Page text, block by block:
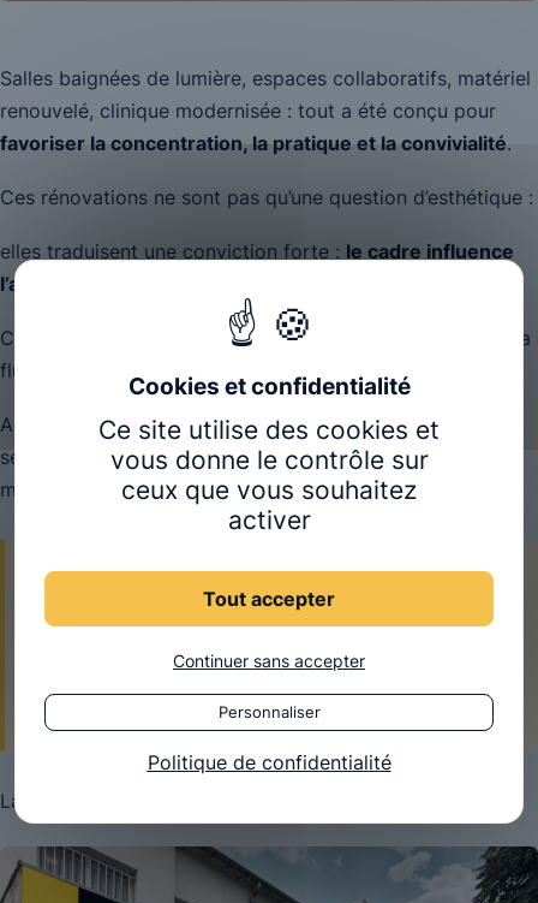
Salles baignées de lumière, espaces collaboratifs, matériel
renouvelé, clinique modernisée : tout a été conçu pour
favoriser la concentration, la pratique et la convivialité.
Ces rénovations ne sont pas qu’une question d’esthétique :
elles traduisent une conviction forte : le cadre influence
l’apprentissage comme la qualité du soin.
Chaque détail compte : le calme d’une salle de pratique, la
fluidité des espaces et la lumière naturelle.
Autant d’éléments pensés pour que les étudiants se
sentent bien, et que les patients soient accueillis dans les
meilleures conditions possibles.
Un campus pensé pour apprendre, pratiquer et
Une clinique repensée pour soigner, comprendre et
progresser.
La nouvelle entrée de la clinique :
Ce site utilise des cookies et
vous donne le contrôle sur
ceux que vous souhaitez
activer
Tout accepter
Continuer sans accepter
Personnaliser
Politique de confidentialité